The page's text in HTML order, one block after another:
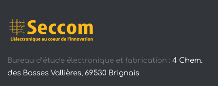
Bureau d’étude électronique et fabrication : 4 Chem.
des Basses Vallières, 69530 Brignais